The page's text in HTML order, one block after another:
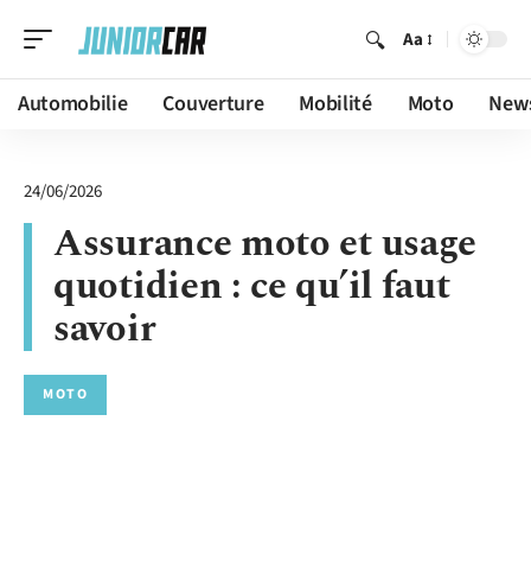
Aa
Automobilie Couverture Mobilité Moto
24/06/2026
Assurance moto et usage
quotidien : ce qu’il faut
savoir
MOTO